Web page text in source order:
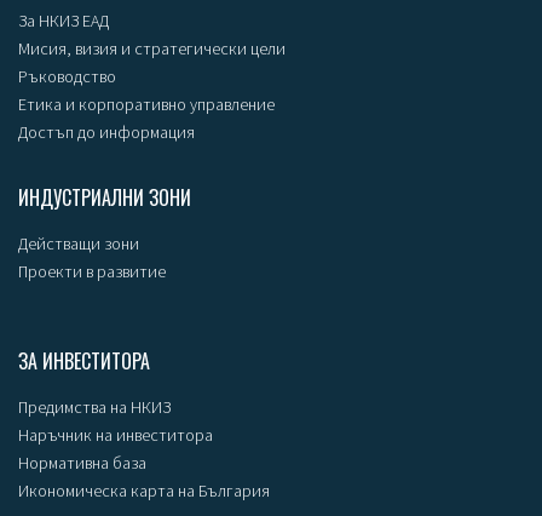
За НКИЗ ЕАД
Мисия, визия и стратегически цели
Ръководство
Етика и корпоративно управление
Достъп до информация
ИНДУСТРИАЛНИ ЗОНИ
Действащи зони
Проекти в развитие
ЗА ИНВЕСТИТОРА
Предимства на НКИЗ
Наръчник на инвеститора
Нормативна база
Икономическа карта на България